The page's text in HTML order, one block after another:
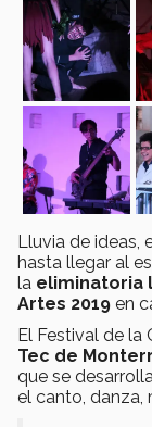
Lluvia de ideas,
hasta llegar al
la eliminatoria
Artes 2019 en
El Festival de la
Tec de
que se
el canto, danza,